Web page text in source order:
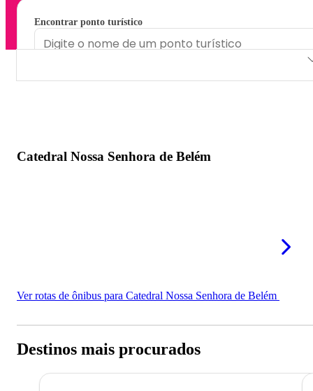
Encontrar ponto turístico
Catedral Nossa Senhora de Belém
Ver rotas de ônibus para Catedral Nossa Senhora de Belém
Destinos mais procurados